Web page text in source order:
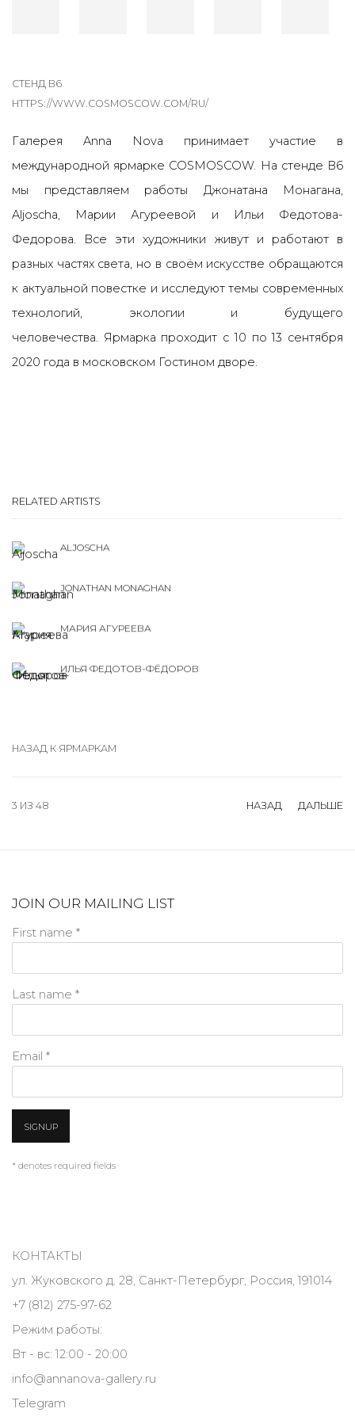
СТЕНД В6
HTTPS://WWW.COSMOSCOW.COM/RU/
Галерея Anna Nova принимает участие в
международной ярмарке COSMOSCOW. На стенде В6
мы представляем работы Джонатана Монагана,
Aljoscha, Марии Агуреевой и Ильи Федотова-
Федорова. Все эти художники живут и работают в
разных частях света, но в своём искусстве обращаются
к актуальной повестке и исследуют темы современных
технологий, экологии и будущего
человечества. Ярмарка проходит с 10 по 13 сентября
2020 года в московском Гостином дворе.
RELATED ARTISTS
ALJOSCHA
JONATHAN MONAGHAN
МАРИЯ АГУРЕЕВА
ИЛЬЯ ФЕДОТОВ-ФЁДОРОВ
НАЗАД К ЯРМАРКАМ
НАЗАД ДАЛЬШЕ
3 ИЗ 48
JOIN OUR MAILING LIST
First name *
Last name *
Email *
SIGNUP
* denotes required fields
КОНТАКТЫ
ул. Жуковского д. 28, Санкт-Петербург, Россия, 191014
+7 (812) 275-97-62
Режим работы:
Вт - вс: 12:00 - 20:00
info@annanova-gallery.ru
Telegram